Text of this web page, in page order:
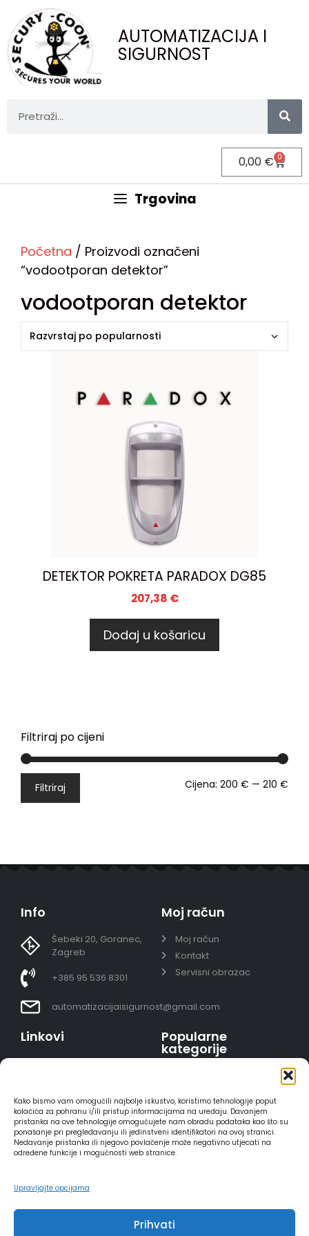
Kako bismo vam omogućili najbolje iskustvo, koristimo tehnologije poput
kolačića za pohranu i/ili pristup informacijama na uređaju. Davanjem
pristanka na ove tehnologije omogućujete nam obradu podataka kao što su
ponašanje pri pregledavanju ili jedinstveni identifikatori na ovoj stranici.
Nedavanje pristanka ili njegovo povlačenje može negativno utjecati na
određene funkcije i mogućnosti web stranice.
Upravljajte opcijama
Prihvati
AUTOMATIZACIJA I
SIGURNOST
0,00 € 0
Trgovina
Početna / Proizvodi označeni
“vodootporan detektor”
vodootporan detektor
DETEKTOR POKRETA PARADOX DG85
207,38 €
Dodaj u košaricu
Filtriraj po cijeni
Filtriraj Cijena: 200 € — 210 €
Info
Šebeki 20, Goranec,
Zagreb
+385 95 536 8301
automatizacijaisigurnost@gmail.com
Moj račun
Moj račun
Kontakt
Servisni obrazac
Linkovi
Sigurno plaćanje
karticama
Dostava
Načini plaćanja
Raskid ugovora
Popularne
kategorije
Video nadzor - kompleti
AJAX alarmi
HIKVISION portafoni
REOLINK kamere
DVC portafoni
2025 - Automatizacija i sigurnost